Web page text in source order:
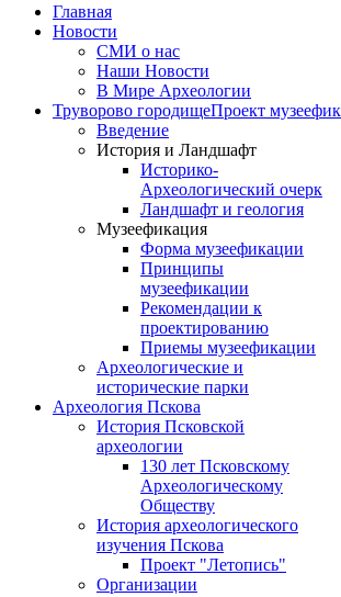
Главная
Новости
СМИ о нас
Наши Новости
В Мире Археологии
Труворово городищеПроект
Введение
История и Ландшафт
Историко-
Археологический очерк
Ландшафт и геология
Музеефикация
Форма музеефикации
Принципы
музеефикации
Рекомендации к
проектированию
Приемы музеефикации
Археологические и
исторические парки
Археология Пскова
История Псковской
археологии
130 лет Псковскому
Археологическому
Обществу
История археологического
изучения Пскова
Проект "Летопись"
Организации